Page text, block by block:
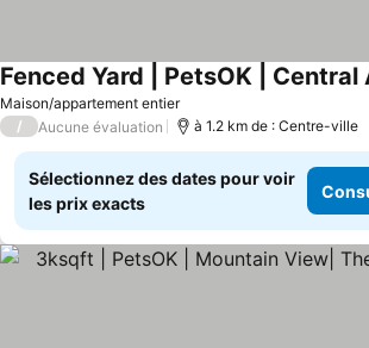
Maison/appartement entier
Fenced Yard | PetsOK | Central
/ Aucune évaluation à 1.2 km de : Centre-ville
Sélectionnez des dates pour voir
les prix exacts